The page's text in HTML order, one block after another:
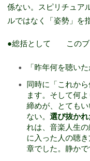
係ない。スピリチュア
ルではなく「姿勢」を
●総括として このブ
「昨年何を聴い
同時に「これか
ます。そして何
締めが、とても
ない。 選び抜かれ
れは、音楽人生の
に入った人の聴
章でした。静かで